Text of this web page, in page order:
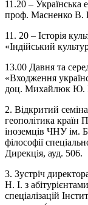
11.20 – Українська
проф. Масненко В.
11. 20 – Історія
«Індійський
13.00 Давня та
«Входження
доц. Михайлюк Ю.
2. Відкритий
геополітика країн
іноземців ЧНУ ім.
філософії
Дирекція, ауд. 506.
3. Зустріч
Н. І. з
спеціалізацій